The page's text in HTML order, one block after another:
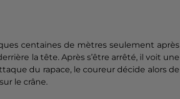
centaines de mètres seulement après
la tête. Après s’être arrêté, il voit une
du rapace, le coureur décide alors de
le crâne.